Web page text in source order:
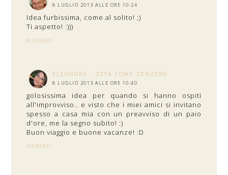
8 LUGLIO 2013 ALLE ORE 10:24
Idea furbissima, come al solito! ;)
Ti aspetto! :)))
RISPONDI
ELEONORA - ZETA COME ZENZERO
8 LUGLIO 2013 ALLE ORE 10:40
golosissima idea per quando si hanno ospiti
all'improvviso.. e visto che i miei amici si invitano
spesso a casa mia con un preavviso di un paio
d'ore, me la segno subito! :)
Buon viaggio e buone vacanze! :D
RISPONDI